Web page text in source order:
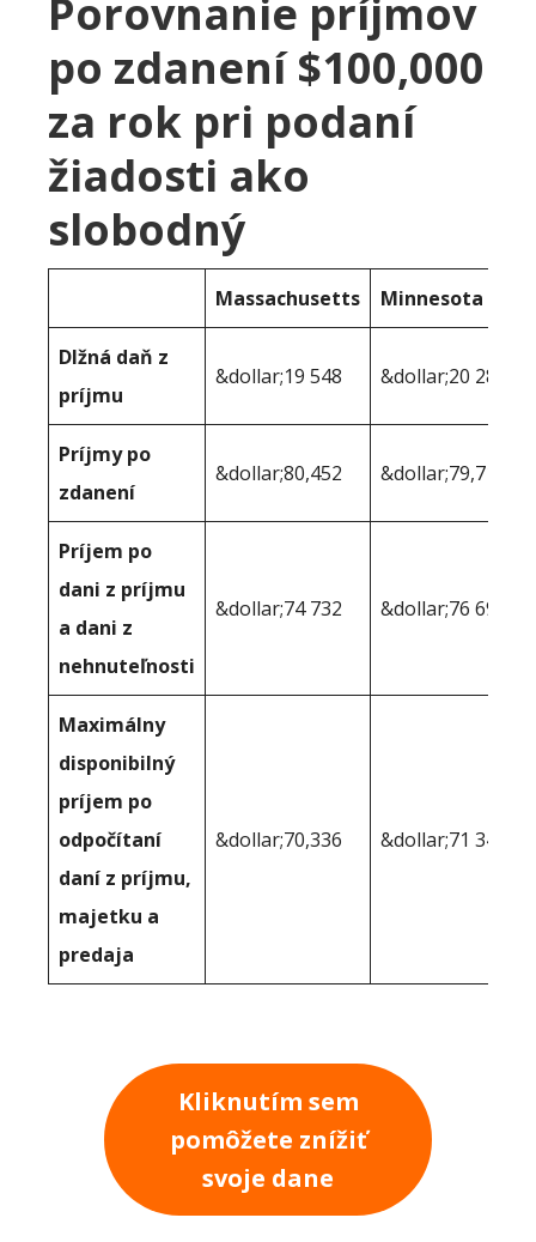
Porovnanie príjmov
po zdanení $100,000
za rok pri podaní
žiadosti ako
slobodný
Massachusetts Minnesota
Dlžná daň z
príjmu
&dollar;19 548 &dollar;20 283
Príjmy po
zdanení
&dollar;80,452 &dollar;79,717
Príjem po
dani z príjmu
a dani z
nehnuteľnosti
&dollar;74 732 &dollar;76 690
Maximálny
disponibilný
príjem po
odpočítaní
daní z príjmu,
majetku a
predaja
&dollar;70,336 &dollar;71 347
Kliknutím sem
pomôžete znížiť
svoje dane